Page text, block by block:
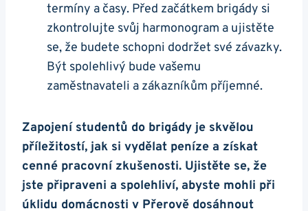
termíny a časy. Před začátkem brigády si
zkontrolujte svůj harmonogram a ujistěte
se, že budete schopni dodržet své závazky.
Být spolehlivý bude vašemu
zaměstnavateli a zákazníkům příjemné.
Zapojení studentů do brigády je skvělou
příležitostí, jak si vydělat peníze a získat
cenné pracovní zkušenosti. Ujistěte se, že
jste připraveni a spolehliví, abyste mohli při
úklidu domácnosti v Přerově dosáhnout